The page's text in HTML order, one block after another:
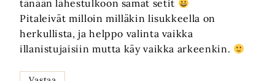
tänään lähestulkoon samat setit
Pitaleivät milloin milläkin lisukkeella on
herkullista, ja helppo valinta vaikka
illanistujaisiin mutta käy vaikka arkeenkin.